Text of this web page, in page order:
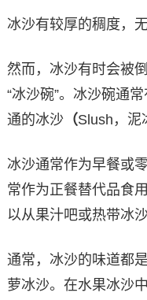
冰沙有较厚的稠度，
然而，冰沙有时会被
“冰沙碗”。冰沙碗通
通的冰沙（Slush，泥
冰沙通常作为早餐或
常作为正餐替代品食
以从果汁吧或热带冰
通常，冰沙的味道都
萝冰沙。在水果冰沙